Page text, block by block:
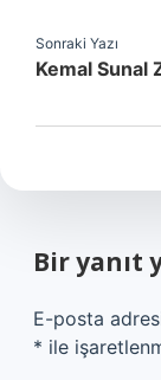
Sonraki Yazı
Kemal Sunal
Bir yanıt
E-posta
* ile